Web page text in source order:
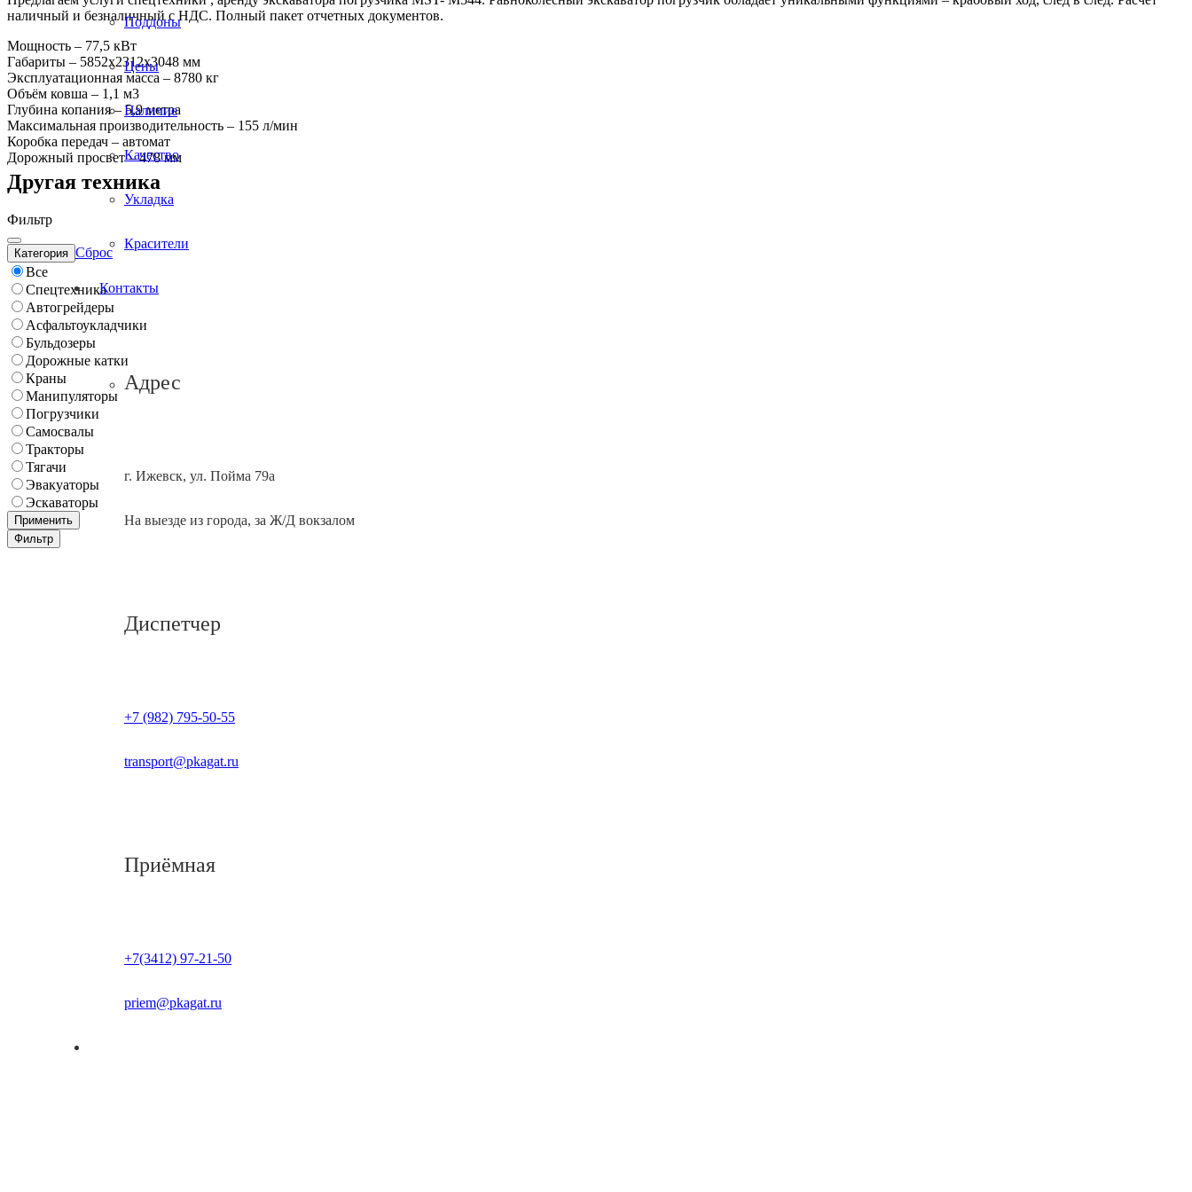
Поддоны
Цены
Наличие
Качество
Укладка
Красители
Контакты
Адрес
г. Ижевск, ул. Пойма 79а
На выезде из города, за Ж/Д вокзалом
Диспетчер
+7 (982) 795-50-55
transport@pkagat.ru
Приёмная
+7(3412) 97-21-50
priem@pkagat.ru
наличный и безналичный с НДС. Полный пакет отчетных документов.
Мощность – 77,5 кВт
Габариты – 5852х2312х3048 мм
Эксплуатационная масса – 8780 кг
Объём ковша – 1,1 м3
Глубина копания – 5,9 метра
Максимальная производительность – 155 л/мин
Коробка передач – автомат
Дорожный просвет – 478 мм
Другая техника
Фильтр
Категория Сброс
Все
Спецтехника
Автогрейдеры
Асфальтоукладчики
Бульдозеры
Дорожные катки
Краны
Манипуляторы
Погрузчики
Самосвалы
Тракторы
Тягачи
Эвакуаторы
Эскаваторы
Применить
Фильтр